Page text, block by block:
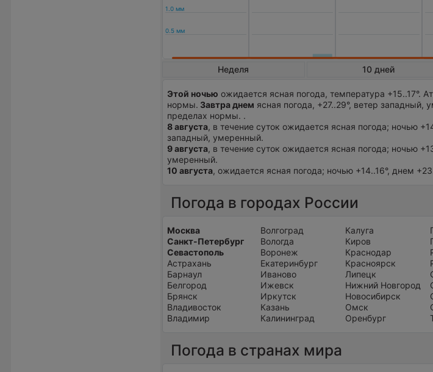
Неделя 10 дней
Этой ночью ожидается ясная погода, температура +15..17°.
нормы. Завтра днем ясная погода, +27..29°, ветер
пределах нормы. .
8 августа, в течение суток ожидается ясная погода; ночью
западный, умеренный.
9 августа, в течение суток ожидается ясная погода; ночью
умеренный.
10 августа, ожидается ясная погода; ночью +14..16°, днем
Погода в городах России
Москва
Санкт-Петербург
Севастополь
Астрахань
Барнаул
Белгород
Брянск
Владивосток
Владимир
Волгоград
Вологда
Воронеж
Екатеринбург
Иваново
Ижевск
Иркутск
Казань
Калининград
Калуга
Киров
Краснодар
Красноярск
Липецк
Нижний Новгород
Новосибирск
Омск
Оренбург
Погода в странах мира